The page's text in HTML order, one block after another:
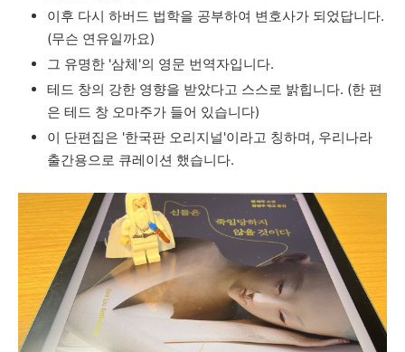
이후 다시 하버드 법학을 공부하여 변호사가 되었답니다.
(무슨 연유일까요)
그 유명한 '삼체'의 영문 번역자입니다.
테드 창의 강한 영향을 받았다고 스스로 밝힙니다. (한 편
은 테드 창 오마주가 들어 있습니다)
이 단편집은 '한국판 오리지널'이라고 칭하며, 우리나라
출간용으로 큐레이션 했습니다.